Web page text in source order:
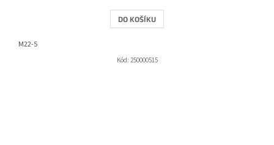
DO KOŠÍKU
M22-5
Kód: 250000515